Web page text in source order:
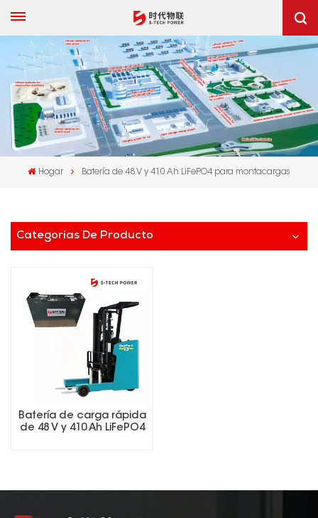
Hogar Batería de 48 V y 410 Ah LiFePO4 para montacargas
Categorías De Producto
Batería de carga rápida
de 48 V y 410 Ah LiFePO4